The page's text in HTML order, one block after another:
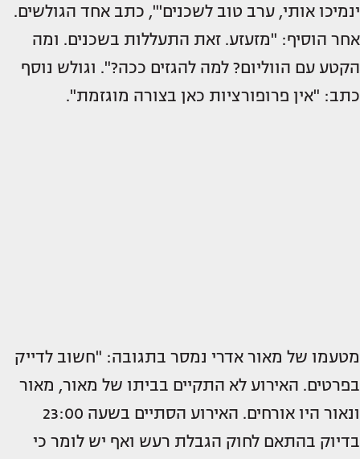
ינמיכו אותי, ערב טוב לשכנים'", כתב אחד הגולשים.
אחר הוסיף: "מזעזע. זאת התעללות בשכנים. ומה
הקטע עם הווליום? למה להגזים ככה?". וגולש נוסף
כתב: "אין פרופורציות כאן בצורה מוגזמת".
מטעמו של מאור אדרי נמסר בתגובה: "חשוב לדייק
בפרטים. האירוע לא התקיים בביתו של מאור, מאור
ונאור היו אורחים. האירוע הסתיים בשעה 23:00
בדיוק בהתאם לחוק הגבלת רעש ואף יש לומר כי